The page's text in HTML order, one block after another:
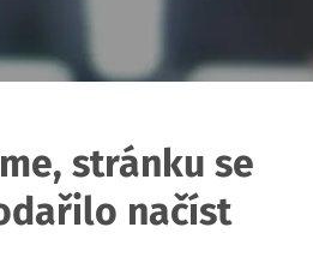
stránku se
načíst